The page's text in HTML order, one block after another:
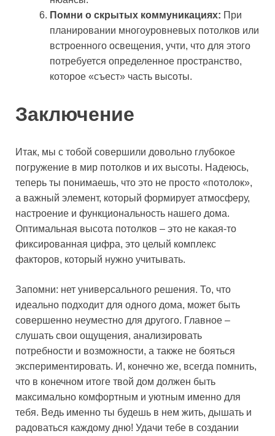
Помни о скрытых коммуникациях: При
планировании многоуровневых потолков или
встроенного освещения, учти, что для этого
потребуется определенное пространство,
которое «съест» часть высоты.
Заключение
Итак, мы с тобой совершили довольно глубокое
погружение в мир потолков и их высоты. Надеюсь,
теперь ты понимаешь, что это не просто «потолок»,
а важный элемент, который формирует атмосферу,
настроение и функциональность нашего дома.
Оптимальная высота потолков – это не какая-то
фиксированная цифра, это целый комплекс
факторов, который нужно учитывать.
Запомни: нет универсального решения. То, что
идеально подходит для одного дома, может быть
совершенно неуместно для другого. Главное –
слушать свои ощущения, анализировать
потребности и возможности, а также не бояться
экспериментировать. И, конечно же, всегда помнить,
что в конечном итоге твой дом должен быть
максимально комфортным и уютным именно для
тебя. Ведь именно ты будешь в нем жить, дышать и
радоваться каждому дню! Удачи тебе в создании